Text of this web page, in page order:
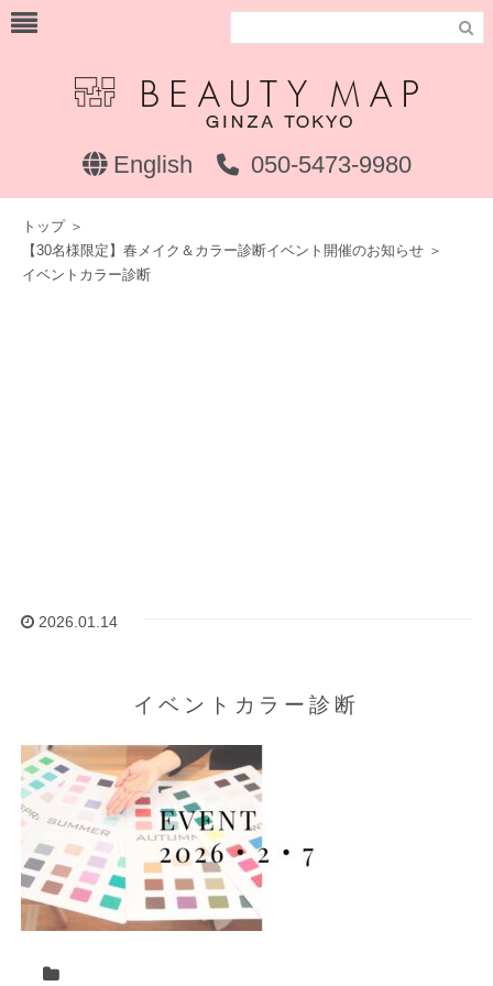

English 050-5473-9980
トップ＞
【30名様限定】春メイク＆カラー診断イベント開催のお知らせ ＞
イベントカラー診断
2026.01.14
イベントカラー診断